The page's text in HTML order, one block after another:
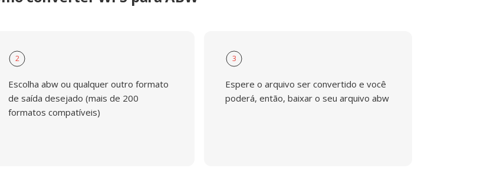
2
Escolha abw ou qualquer outro formato
de saída desejado (mais de 200
formatos compatíveis)
3
Espere o arquivo ser convertido e você
poderá, então, baixar o seu arquivo abw